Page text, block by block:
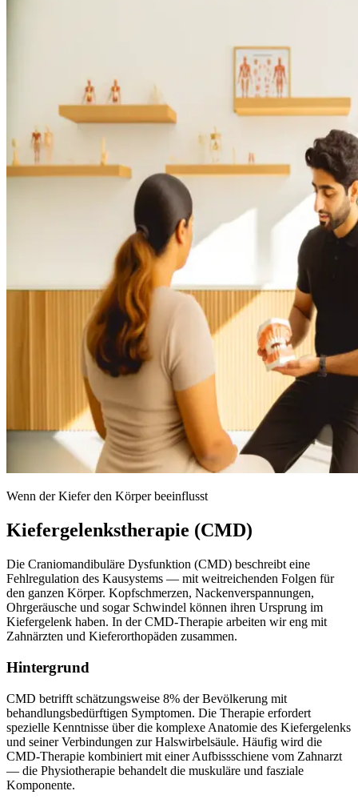
Wenn der Kiefer den Körper beeinflusst
Kiefergelenkstherapie (CMD)
Die Craniomandibuläre Dysfunktion (CMD) beschreibt eine
Fehlregulation des Kausystems — mit weitreichenden Folgen für
den ganzen Körper. Kopfschmerzen, Nackenverspannungen,
Ohrgeräusche und sogar Schwindel können ihren Ursprung im
Kiefergelenk haben. In der CMD-Therapie arbeiten wir eng mit
Zahnärzten und Kieferorthopäden zusammen.
Hintergrund
CMD betrifft schätzungsweise 8% der Bevölkerung mit
behandlungsbedürftigen Symptomen. Die Therapie erfordert
spezielle Kenntnisse über die komplexe Anatomie des Kiefergelenks
und seiner Verbindungen zur Halswirbelsäule. Häufig wird die
CMD-Therapie kombiniert mit einer Aufbissschiene vom Zahnarzt
— die Physiotherapie behandelt die muskuläre und fasziale
Komponente.